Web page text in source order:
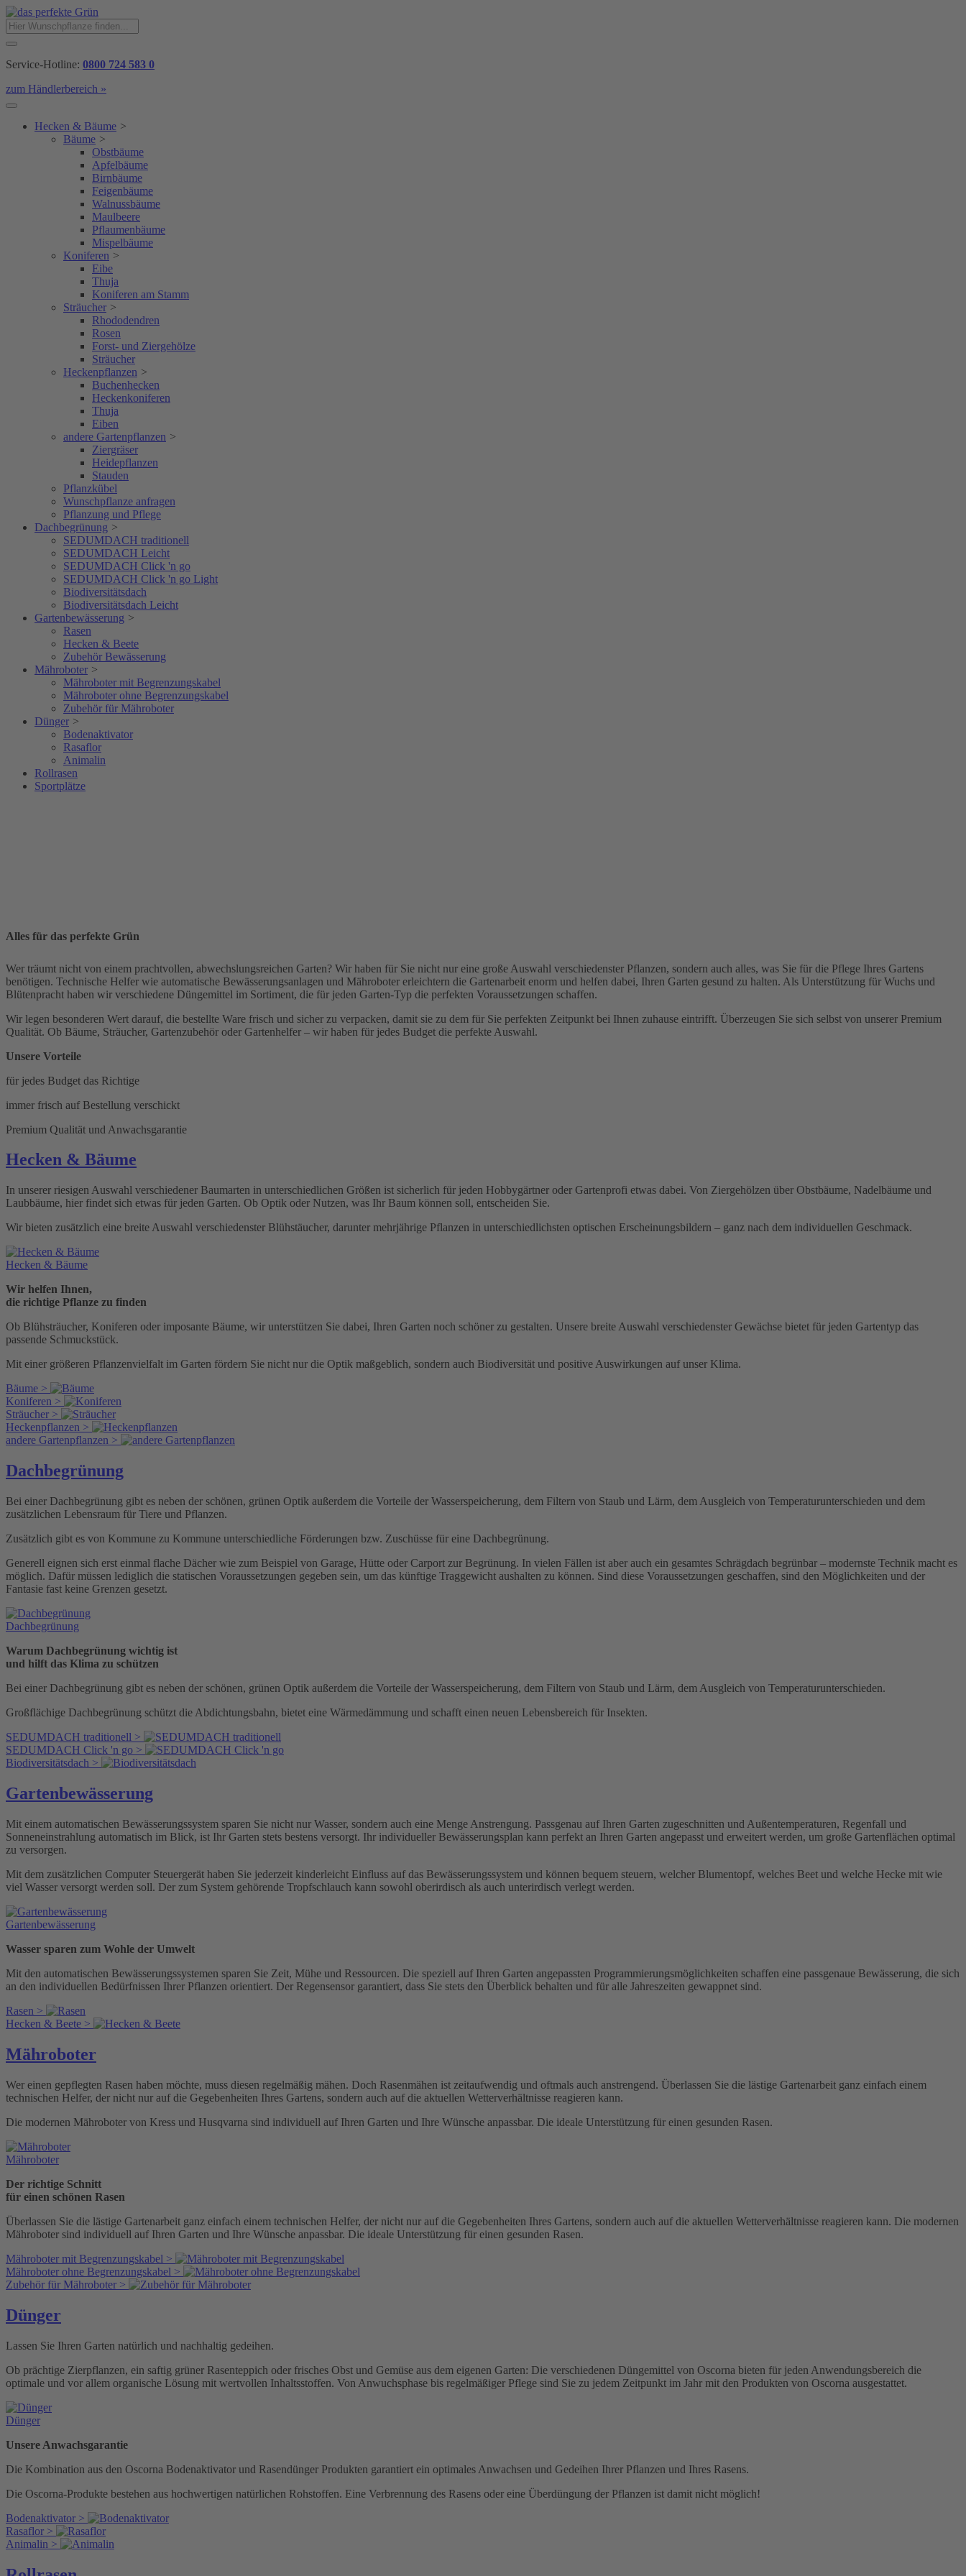
Service-Hotline: 0800 724 583 0
zum Händlerbereich »
Hecken & Bäume >
Bäume >
Obstbäume
Apfelbäume
Birnbäume
Feigenbäume
Walnussbäume
Maulbeere
Pflaumenbäume
Mispelbäume
Koniferen >
Eibe
Thuja
Koniferen am Stamm
Sträucher >
Rhododendren
Rosen
Forst- und Ziergehölze
Sträucher
Heckenpflanzen >
Buchenhecken
Heckenkoniferen
Thuja
Eiben
andere Gartenpflanzen >
Ziergräser
Heidepflanzen
Stauden
Pflanzkübel
Wunschpflanze anfragen
Pflanzung und Pflege
Dachbegrünung >
SEDUMDACH traditionell
SEDUMDACH Leicht
SEDUMDACH Click 'n go
SEDUMDACH Click 'n go Light
Biodiversitätsdach
Biodiversitätsdach Leicht
Gartenbewässerung >
Rasen
Hecken & Beete
Zubehör Bewässerung
Mähroboter >
Mähroboter mit Begrenzungskabel
Mähroboter ohne Begrenzungskabel
Zubehör für Mähroboter
Dünger >
Bodenaktivator
Rasaflor
Animalin
Rollrasen
Sportplätze
Alles für das perfekte Grün
Wer träumt nicht von einem prachtvollen, abwechslungsreichen Garten? Wir haben für Sie nicht nur eine große Auswahl verschiedenster Pflanzen, sondern auch alles, was Sie für die Pflege Ihres Gartens
benötigen. Technische Helfer wie automatische Bewässerungsanlagen und Mähroboter erleichtern die Gartenarbeit enorm und helfen dabei, Ihren Garten gesund zu halten. Als Unterstützung für Wuchs und
Blütenpracht haben wir verschiedene Düngemittel im Sortiment, die für jeden Garten-Typ die perfekten Voraussetzungen schaffen.
Wir legen besonderen Wert darauf, die bestellte Ware frisch und sicher zu verpacken, damit sie zu dem für Sie perfekten Zeitpunkt bei Ihnen zuhause eintrifft. Überzeugen Sie sich selbst von unserer Premium
Qualität. Ob Bäume, Sträucher, Gartenzubehör oder Gartenhelfer – wir haben für jedes Budget die perfekte Auswahl.
Unsere Vorteile
für jedes Budget das Richtige
immer frisch auf Bestellung verschickt
Premium Qualität und Anwachsgarantie
Hecken & Bäume
In unserer riesigen Auswahl verschiedener Baumarten in unterschiedlichen Größen ist sicherlich für jeden Hobbygärtner oder Gartenprofi etwas dabei. Von Ziergehölzen über Obstbäume, Nadelbäume und
Laubbäume, hier findet sich etwas für jeden Garten. Ob Optik oder Nutzen, was Ihr Baum können soll, entscheiden Sie.
Wir bieten zusätzlich eine breite Auswahl verschiedenster Blühstäucher, darunter mehrjährige Pflanzen in unterschiedlichsten optischen Erscheinungsbildern – ganz nach dem individuellen Geschmack.
Hecken & Bäume
Wir helfen Ihnen,
die richtige Pflanze zu finden
Ob Blühsträucher, Koniferen oder imposante Bäume, wir unterstützen Sie dabei, Ihren Garten noch schöner zu gestalten. Unsere breite Auswahl verschiedenster Gewächse bietet für jeden Gartentyp das
passende Schmuckstück.
Mit einer größeren Pflanzenvielfalt im Garten fördern Sie nicht nur die Optik maßgeblich, sondern auch Biodiversität und positive Auswirkungen auf unser Klima.
Bäume >
Koniferen >
Sträucher >
Heckenpflanzen >
andere Gartenpflanzen >
Dachbegrünung
Bei einer Dachbegrünung gibt es neben der schönen, grünen Optik außerdem die Vorteile der Wasserspeicherung, dem Filtern von Staub und Lärm, dem Ausgleich von Temperaturunterschieden und dem
zusätzlichen Lebensraum für Tiere und Pflanzen.
Zusätzlich gibt es von Kommune zu Kommune unterschiedliche Förderungen bzw. Zuschüsse für eine Dachbegrünung.
Generell eignen sich erst einmal flache Dächer wie zum Beispiel von Garage, Hütte oder Carport zur Begrünung. In vielen Fällen ist aber auch ein gesamtes Schrägdach begrünbar – modernste Technik macht es
möglich. Dafür müssen lediglich die statischen Voraussetzungen gegeben sein, um das künftige Traggewicht aushalten zu können. Sind diese Voraussetzungen geschaffen, sind den Möglichkeiten und der
Fantasie fast keine Grenzen gesetzt.
Dachbegrünung
Warum Dachbegrünung wichtig ist
und hilft das Klima zu schützen
Bei einer Dachbegrünung gibt es neben der schönen, grünen Optik außerdem die Vorteile der Wasserspeicherung, dem Filtern von Staub und Lärm, dem Ausgleich von Temperaturunterschieden.
Großflächige Dachbegrünung schützt die Abdichtungsbahn, bietet eine Wärmedämmung und schafft einen neuen Lebensbereich für Insekten.
SEDUMDACH traditionell >
SEDUMDACH Click 'n go >
Biodiversitätsdach >
Gartenbewässerung
Mit einem automatischen Bewässerungssystem sparen Sie nicht nur Wasser, sondern auch eine Menge Anstrengung. Passgenau auf Ihren Garten zugeschnitten und Außentemperaturen, Regenfall und
Sonneneinstrahlung automatisch im Blick, ist Ihr Garten stets bestens versorgt. Ihr individueller Bewässerungsplan kann perfekt an Ihren Garten angepasst und erweitert werden, um große Gartenflächen optimal
zu versorgen.
Mit dem zusätzlichen Computer Steuergerät haben Sie jederzeit kinderleicht Einfluss auf das Bewässerungssystem und können bequem steuern, welcher Blumentopf, welches Beet und welche Hecke mit wie
viel Wasser versorgt werden soll. Der zum System gehörende Tropfschlauch kann sowohl oberirdisch als auch unterirdisch verlegt werden.
Gartenbewässerung
Wasser sparen zum Wohle der Umwelt
Mit den automatischen Bewässerungssystemen sparen Sie Zeit, Mühe und Ressourcen. Die speziell auf Ihren Garten angepassten Programmierungsmöglichkeiten schaffen eine passgenaue Bewässerung, die sich
an den individuellen Bedürfnissen Ihrer Pflanzen orientiert. Der Regensensor garantiert, dass Sie stets den Überblick behalten und für alle Jahreszeiten gewappnet sind.
Rasen >
Hecken & Beete >
Mähroboter
Wer einen gepflegten Rasen haben möchte, muss diesen regelmäßig mähen. Doch Rasenmähen ist zeitaufwendig und oftmals auch anstrengend. Überlassen Sie die lästige Gartenarbeit ganz einfach einem
technischen Helfer, der nicht nur auf die Gegebenheiten Ihres Gartens, sondern auch auf die aktuellen Wetterverhältnisse reagieren kann.
Die modernen Mähroboter von Kress und Husqvarna sind individuell auf Ihren Garten und Ihre Wünsche anpassbar. Die ideale Unterstützung für einen gesunden Rasen.
Mähroboter
Der richtige Schnitt
für einen schönen Rasen
Überlassen Sie die lästige Gartenarbeit ganz einfach einem technischen Helfer, der nicht nur auf die Gegebenheiten Ihres Gartens, sondern auch auf die aktuellen Wetterverhältnisse reagieren kann. Die modernen
Mähroboter sind individuell auf Ihren Garten und Ihre Wünsche anpassbar. Die ideale Unterstützung für einen gesunden Rasen.
Mähroboter mit Begrenzungskabel >
Mähroboter ohne Begrenzungskabel >
Zubehör für Mähroboter >
Dünger
Lassen Sie Ihren Garten natürlich und nachhaltig gedeihen.
Ob prächtige Zierpflanzen, ein saftig grüner Rasenteppich oder frisches Obst und Gemüse aus dem eigenen Garten: Die verschiedenen Düngemittel von Oscorna bieten für jeden Anwendungsbereich die
optimale und vor allem organische Lösung mit wertvollen Inhaltsstoffen. Von Anwuchsphase bis regelmäßiger Pflege sind Sie zu jedem Zeitpunkt im Jahr mit den Produkten von Oscorna ausgestattet.
Dünger
Unsere Anwachsgarantie
Die Kombination aus den Oscorna Bodenaktivator und Rasendünger Produkten garantiert ein optimales Anwachsen und Gedeihen Ihrer Pflanzen und Ihres Rasens.
Die Oscorna-Produkte bestehen aus hochwertigen natürlichen Rohstoffen. Eine Verbrennung des Rasens oder eine Überdüngung der Pflanzen ist damit nicht möglich!
Bodenaktivator >
Rasaflor >
Animalin >